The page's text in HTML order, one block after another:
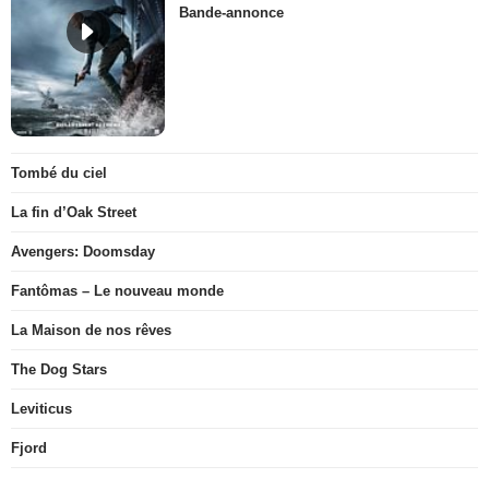
Bande-annonce
Tombé du ciel
La fin d’Oak Street
Avengers: Doomsday
Fantômas – Le nouveau monde
La Maison de nos rêves
The Dog Stars
Leviticus
Fjord